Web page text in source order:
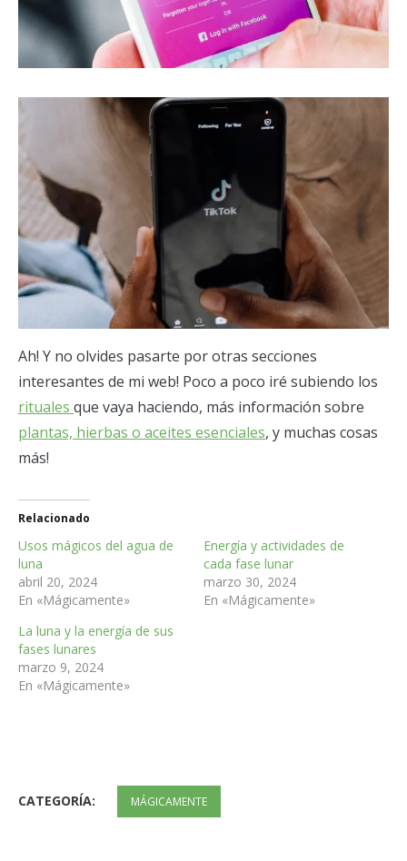
Ah! Y no olvides pasarte por otras secciones
interesantes de mi web! Poco a poco iré subiendo los
rituales que vaya haciendo, más información sobre
plantas, hierbas o aceites esenciales, y muchas cosas
más!
Relacionado
Usos mágicos del agua de
luna
abril 20, 2024
En «Mágicamente»
Energía y actividades de
cada fase lunar
marzo 30, 2024
En «Mágicamente»
La luna y la energía de sus
fases lunares
marzo 9, 2024
En «Mágicamente»
CATEGORÍA: MÁGICAMENTE